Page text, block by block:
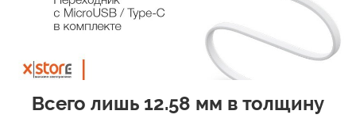
Всего лишь 12.58 мм в толщину